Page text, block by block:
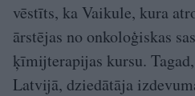
vēstīts, ka Vaikule, kura
ārstējas no onkoloģiskas
ķīmijterapijas kursu.
Latvijā, dziedātāja